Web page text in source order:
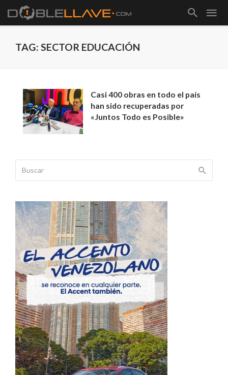
TAG: SECTOR EDUCACIÓN
Casi 400 obras en todo el país
han sido recuperadas por
«Juntos Todo es Posible»